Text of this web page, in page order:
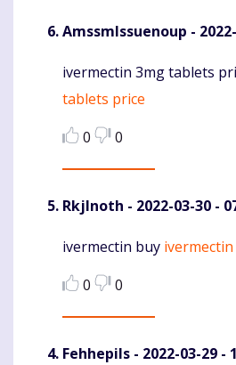
AmssmIssuenoup -
Komentaras
ivermectin 3mg tablets
tablets price
0
0
RkjInoth - 2022-03-30 -
Komentaras
ivermectin buy
0
0
Fehhepils - 2022-03-29 -